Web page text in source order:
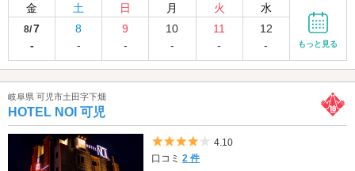
金 土 日 月 火 水
8/7
-
8
-
9
-
10
-
11
-
12
-
もっと見る
岐阜県 可児市土田字下畑
HOTEL NOI 可児
5つ星のうち4
4.10
口コミ2 件